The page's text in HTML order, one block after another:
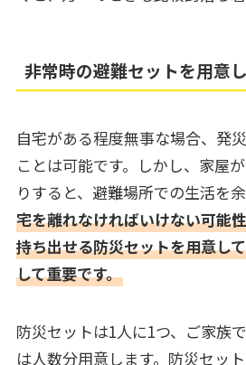
非常時の避難セットを用意
自宅がある程度無事な場合、発
ことは可能です。しかし、家屋
りすると、避難場所での生活を
宅を離れなければいけない可能
持ち出せる防災セットを用意し
して重要です。
防災セットは1人に1つ、ご家族
は人数分用意します。防災セッ